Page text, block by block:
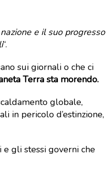
e il suo progresso
“.
sui giornali o che ci
Terra sta morendo.
globale,
in pericolo d’estinzione,
e gli stessi governi che